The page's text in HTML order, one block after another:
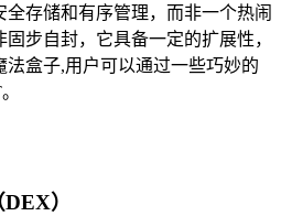
存储和有序管理，而非一个热闹
步自封，它具备一定的扩展性，
盒子,用户可以通过一些巧妙的
）